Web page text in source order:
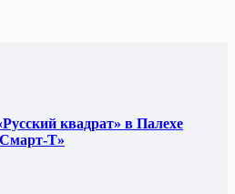
квадрат» в Палехе
Т»